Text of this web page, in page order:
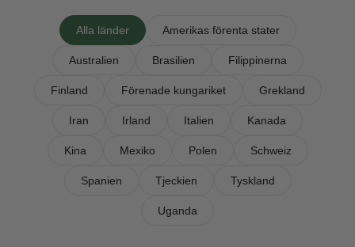
Alla länder Amerikas förenta stater
Australien Brasilien Filippinerna
Finland Förenade kungariket Grekland
Iran Irland Italien Kanada
Kina Mexiko Polen Schweiz
Spanien Tjeckien Tyskland
Uganda